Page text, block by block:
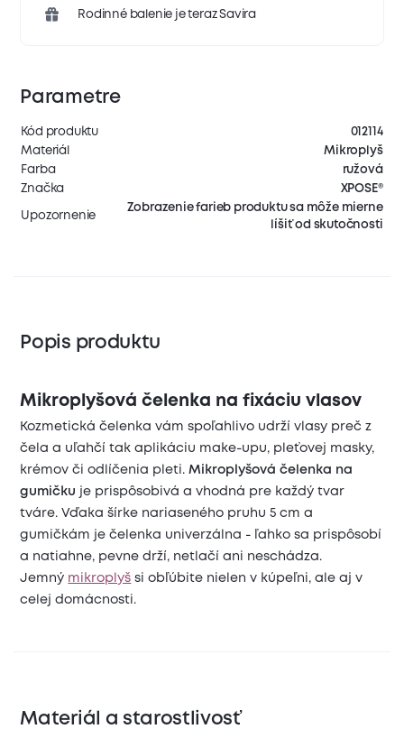
Rodinné balenie je teraz Savira
Parametre
Kód produktu
012114
Materiál
Mikroplyš
Farba
ružová
Značka
XPOSE®
Upozornenie
Zobrazenie farieb produktu sa môže mierne
líšiť od skutočnosti
Popis produktu
Mikroplyšová čelenka na fixáciu vlasov
Kozmetická čelenka vám spoľahlivo udrží vlasy preč z
čela a uľahčí tak aplikáciu make-upu, pleťovej masky,
krémov či odlíčenia pleti.Mikroplyšová čelenka na
gumičku je prispôsobivá a vhodná pre každý tvar
tváre. Vďaka šírke nariaseného pruhu 5 cm a
gumičkám je čelenka univerzálna - ľahko sa prispôsobí
a natiahne, pevne drží, netlačí ani neschádza.
Jemný mikroplyš si obľúbite nielen v kúpeľni, ale aj v
celej domácnosti.
Materiál a starostlivosť